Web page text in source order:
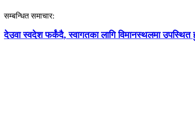
सम्बन्धित समाचार:
देउवा स्वदेश फर्कंदै, स्वागतका लागि विमानस्थलमा उपस्थित